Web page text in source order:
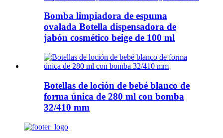
Bomba limpiadora de espuma
ovalada Botella dispensadora de
jabón cosmético beige de 100 ml
Botellas de loción de bebé blanco de
forma única de 280 ml con bomba
32/410 mm